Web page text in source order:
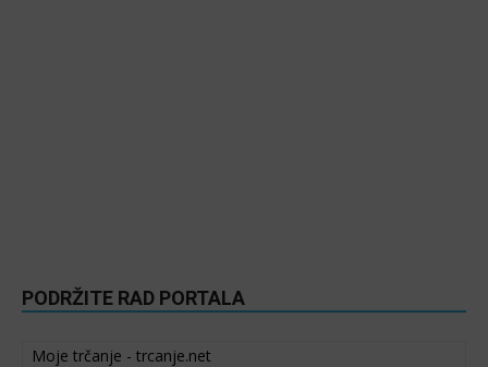
PODRŽITE RAD PORTALA
Moje trčanje - trcanje.net